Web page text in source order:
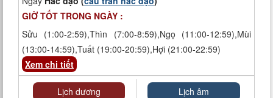
GIỜ TỐT TRONG NGÀY :
Sửu (1:00-2:59),Thìn (7:00-8:59),Ngọ (11:00-12:59),Mùi
(13:00-14:59),Tuất (19:00-20:59),Hợi (21:00-22:59)
Xem chi tiết
Lịch dương Lịch âm